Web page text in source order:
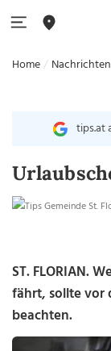
Home Nachrichten
tips.at
ST. FLORIAN.
fährt, sollte vor
beachten.